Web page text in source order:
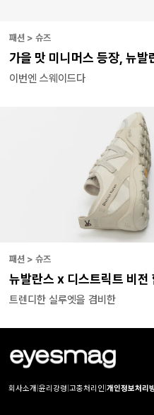
패션 > 슈즈
가을 맛 미니머스 등장, 뉴발
이번엔 스웨이드다
패션 > 슈즈
뉴발란스 x 디스트릭트 비전
트렌디한 실루엣을 겸비한
회사소개 윤리강령 고충처리인 개인정보처리